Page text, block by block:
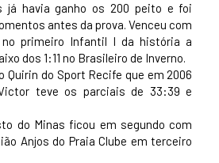
já havia ganho os 200 peito e foi
antes da prova. Venceu com
no primeiro Infantil I da história a
dos 1:11 no Brasileiro de Inverno.
Quirin do Sport Recife que em 2006
teve os parciais de 33:39 e
do Minas ficou em segundo com
Anjos do Praia Clube em terceiro